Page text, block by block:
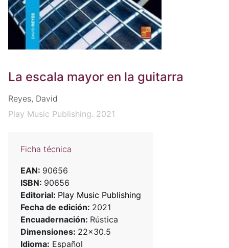
La escala mayor en la guitarra
Reyes, David
Play Music Publishing. 2021
Ficha técnica
EAN: 90656
ISBN: 90656
Editorial: Play Music Publishing
Fecha de edición: 2021
Encuadernación: Rústica
Dimensiones: 22x30.5
Idioma: Español